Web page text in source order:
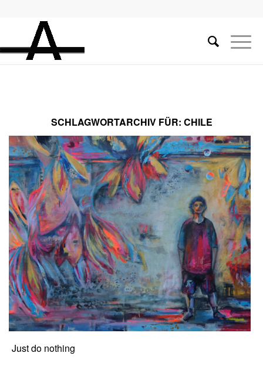
SCHLAGWORTARCHIV FÜR: CHILE
Just do nothing